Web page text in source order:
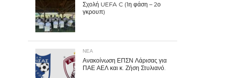
Σχολή UEFA C (1η φάση – 2ο
γκρουπ)
ΝΕΑ
Ανακοίνωση ΕΠΣΝ Λάρισας για
ΠΑΕ ΑΕΛ και κ. Ζήση Στυλιανό.